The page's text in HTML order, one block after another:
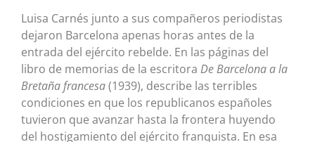
Luisa Carnés junto a sus compañeros periodistas
dejaron Barcelona apenas horas antes de la
entrada del ejército rebelde. En las páginas del
libro de memorias de la escritora De Barcelona a la
Bretaña francesa(1939), describe las terribles
condiciones en que los republicanos españoles
tuvieron que avanzar hasta la frontera huyendo
del hostigamiento del ejército franquista. En esa